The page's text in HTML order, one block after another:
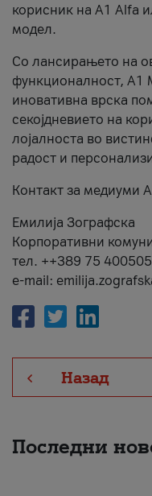
корисник на А1 Alfa
модел.
Со лансирањето на
функционалност, А1
иновативна врска
секојдневието на
лојалноста во
радост и
Контакт за медиуми
Емилија Зографска
Корпоративни
тел. ++389 75 400505
e-mail:
Назад
Последни